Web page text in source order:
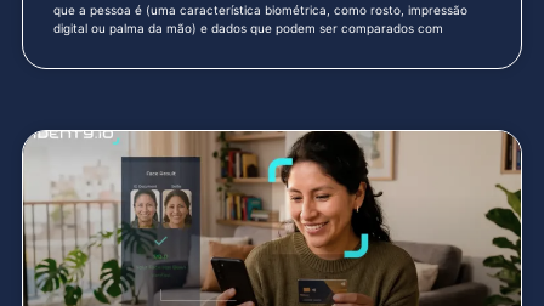
que a pessoa é (uma característica biométrica, como rosto, impressão
digital ou palma da mão) e dados que podem ser comparados com